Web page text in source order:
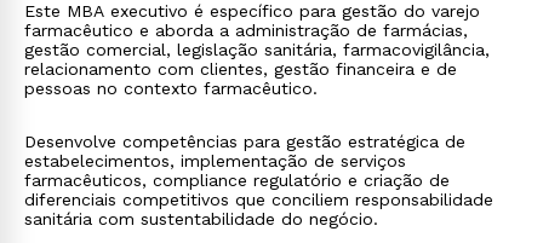
Este MBA executivo é específico para gestão do varejo
farmacêutico e aborda a administração de farmácias,
gestão comercial, legislação sanitária, farmacovigilância,
relacionamento com clientes, gestão financeira e de
pessoas no contexto farmacêutico.
Desenvolve competências para gestão estratégica de
estabelecimentos, implementação de serviços
farmacêuticos, compliance regulatório e criação de
diferenciais competitivos que conciliem responsabilidade
sanitária com sustentabilidade do negócio.